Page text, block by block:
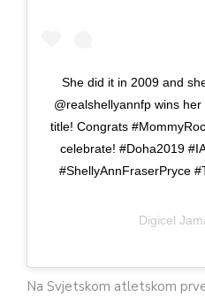
She did it in 2009 and
@realshellyannfp wins
title! Congrats
celebrate! #Doha2019
#ShellyAnnFraserPryce
Digicel
Na Svjetskom atletskom